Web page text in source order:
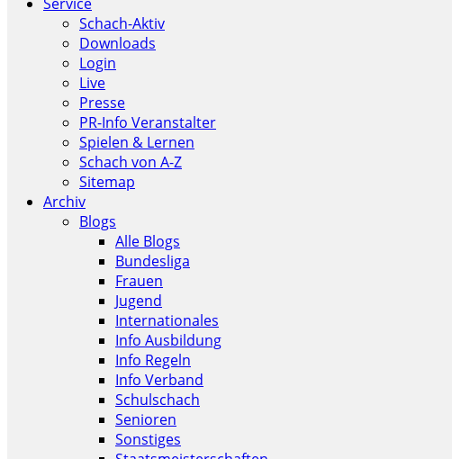
Schach-Aktiv
Downloads
Login
Live
Presse
PR-Info Veranstalter
Spielen & Lernen
Schach von A-Z
Sitemap
Archiv
Blogs
Alle Blogs
Bundesliga
Frauen
Jugend
Internationales
Info Ausbildung
Info Regeln
Info Verband
Schulschach
Senioren
Sonstiges